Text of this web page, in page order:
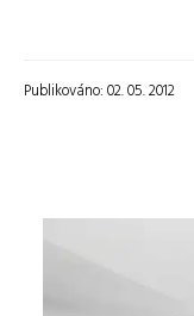
Publikováno: 02. 05. 2012